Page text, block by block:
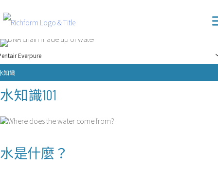
to
content
水知識
Everpure
知識
水知識101
水是什麼？